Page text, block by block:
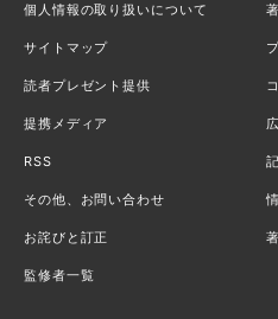
個人情報の取り扱いについて
サイトマップ
読者プレゼント提供
提携メディア
RSS
その他、お問い合わせ
お詫びと訂正
監修者一覧